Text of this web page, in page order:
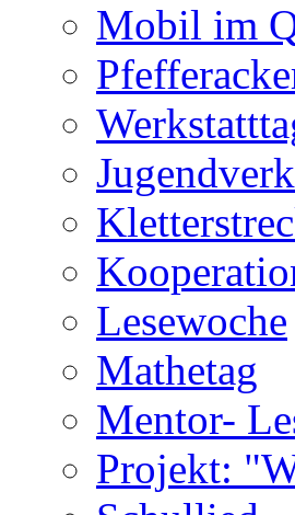
Mobil im
Lesewoche
Mathetag
Mentor-
Projekt: